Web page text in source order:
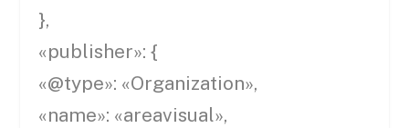
},
«publisher»: {
«@type»: «Organization»,
«name»: «areavisual»,